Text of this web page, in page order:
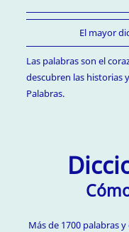
El mayor
Las palabras son el
descubren las historias
Palabras.
Más de 1700 palabras